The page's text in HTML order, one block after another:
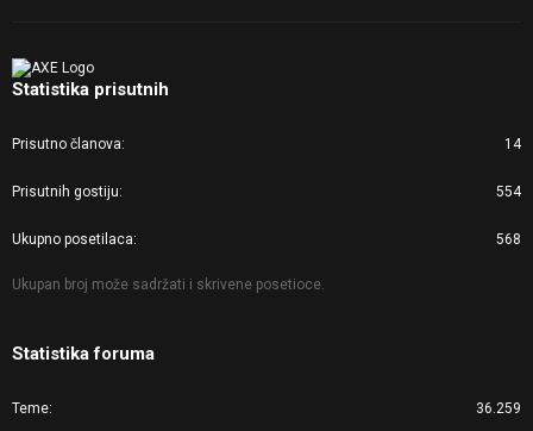
Statistika prisutnih
Prisutno članova 14
Prisutnih gostiju 554
Ukupno posetilaca 568
Ukupan broj može sadržati i skrivene posetioce.
Statistika foruma
Teme 36.259